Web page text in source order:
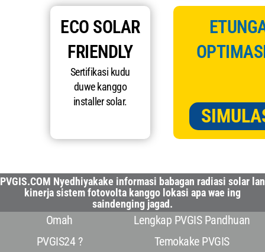
ECO SOLAR
FRIENDLY
Sertifikasi kudu
duwe kanggo
installer solar.
PVGIS.COM Nyedhiyakake informasi babagan radiasi solar lan
kinerja sistem fotovolta kanggo lokasi apa wae ing
saindenging jagad.
Omah
PVGIS24 ?
Lengkap PVGIS Pandhuan
Temokake PVGIS